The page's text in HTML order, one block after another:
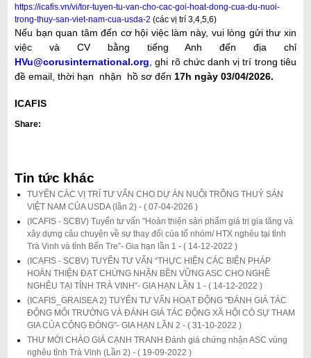
https://icafis.vn/vi/tor-tuyen-tu-van-cho-cac-goi-hoat-dong-cua-du-nuoi-
trong-thuy-san-viet-nam-cua-usda-2 (các vị trí 3,4,5,6)
Nếu bạn quan tâm đến cơ hội việc làm này, vui lòng gửi thư xin
việc và CV bằng tiếng Anh đến địa chỉ
HVu@corusinternational.org , ghi rõ chức danh vị trí trong tiêu
đề email, thời hạn nhận hồ sơ đến 17h ngày 03/04/2026.
ICAFIS
Share:
Tin tức khác
TUYỂN CÁC VỊ TRÍ TƯ VẤN CHO DỰ ÁN NUÔI TRỒNG THUỶ SẢN
VIỆT NAM CỦA USDA (lần 2) -( 07-04-2026 )
(ICAFIS - SCBV) Tuyển tư vấn "Hoàn thiện sản phẩm giá trị gia tăng và
xây dựng câu chuyện về sự thay đổi của tổ nhóm/ HTX nghêu tại tỉnh
Trà Vinh và tỉnh Bến Tre”- Gia hạn lần 1 -( 14-12-2022 )
(ICAFIS - SCBV) TUYỂN TƯ VẤN “THỰC HIỆN CÁC BIỆN PHÁP
HOÀN THIỆN ĐẠT CHỨNG NHẬN BỀN VỮNG ASC CHO NGHỀ
NGHÊU TẠI TỈNH TRÀ VINH”- GIA HẠN LẦN 1 -( 14-12-2022 )
{ICAFIS_GRAISEA 2} TUYỂN TƯ VẤN HOẠT ĐỘNG "ĐÁNH GIÁ TÁC
ĐỘNG MÔI TRƯỜNG VÀ ĐÁNH GIÁ TÁC ĐỘNG XÃ HỘI CÓ SỰ THAM
GIA CỦA CỘNG ĐÒNG"- GIA HẠN LẦN 2 -( 31-10-2022 )
THƯ MỜI CHÀO GIÁ CẠNH TRANH Đánh giá chứng nhận ASC vùng
nghêu tỉnh Trà Vinh (Lần 2) -( 19-09-2022 )